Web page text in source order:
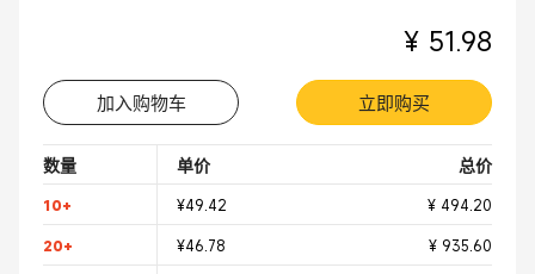
¥ 51.98
加入购物车 立即购买
数量 单价 总价
10+ ¥49.42 ¥ 494.20
20+ ¥46.78 ¥ 935.60